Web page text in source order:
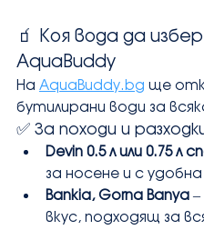
🧃 Коя вода да
AquaBuddy
На AquaBuddy.bg ще
бутилирани води за
✅ За походи и
Devin 0.5 л или 0.75 л
за носене и с
Bankia, Gorna Banya –
вкус, подходящ за